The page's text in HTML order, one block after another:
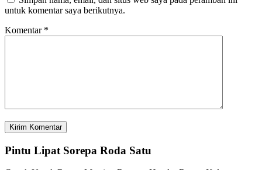
untuk komentar saya berikutnya.
Komentar *
Pintu Lipat Sorepa Roda Satu